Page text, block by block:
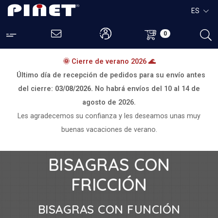
0
ES
🌞 Cierre de verano 2026 🌊
Último día de recepción de pedidos para su envío antes
del cierre: 03/08/2026. No habrá envíos del 10 al 14 de
agosto de 2026.
Les agradecemos su confianza y les deseamos unas muy
buenas vacaciones de verano.
BISAGRAS CON
FRICCIÓN
BISAGRAS CON FUNCIÓN